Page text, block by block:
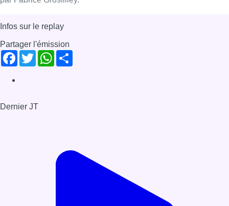
Bonjour Bruxelles – 01/04/2025
Bonjour Bruxelles, c’est votre émission matinale de BX1, radio
Infos sur le replay